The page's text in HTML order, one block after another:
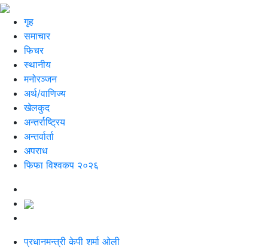
गृह
समाचार
फिचर
स्थानीय
मनोरञ्जन
अर्थ/वाणिज्य
खेलकुद
अन्तर्राष्ट्रिय
अन्तर्वार्ता
अपराध
फिफा विश्वकप २०२६
प्रधानमन्त्री केपी शर्मा ओली